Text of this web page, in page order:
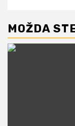
MOŽDA